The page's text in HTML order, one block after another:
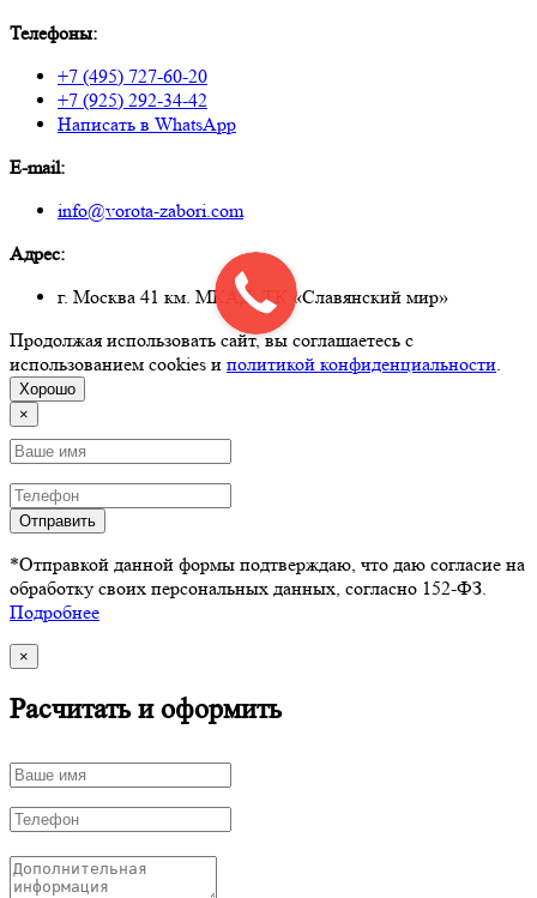
Телефоны:
+7 (495) 727-60-20
+7 (925) 292-34-42
Написать в WhatsApp
E-mail:
info@vorota-zabori.com
Адрес:
г. Москва 41 км. МКАД, ТК «Славянский мир»
Продолжая использовать сайт, вы соглашаетесь с
использованием cookies и политикой конфиденциальности.
Хорошо
×
Отправить
*Отправкой данной формы подтверждаю, что даю согласие на
обработку своих персональных данных, согласно 152-ФЗ.
Подробнее
×
Расчитать и оформить